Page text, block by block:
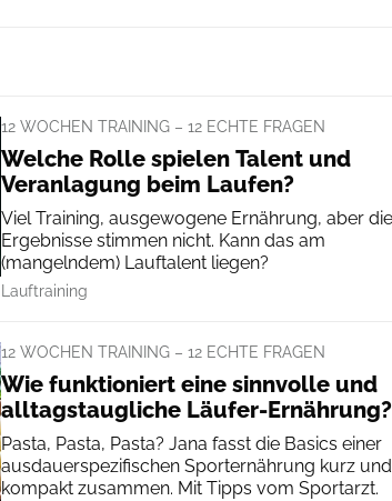
12 WOCHEN TRAINING – 12 ECHTE FRAGEN
Welche Rolle spielen Talent und
Veranlagung beim Laufen?
Viel Training, ausgewogene Ernährung, aber die
Ergebnisse stimmen nicht. Kann das am
(mangelndem) Lauftalent liegen?
Lauftraining
12 WOCHEN TRAINING – 12 ECHTE FRAGEN
Wie funktioniert eine sinnvolle und
alltagstaugliche Läufer-Ernährung?
Pasta, Pasta, Pasta? Jana fasst die Basics einer
ausdauerspezifischen Sporternährung kurz und
kompakt zusammen. Mit Tipps vom Sportarzt.